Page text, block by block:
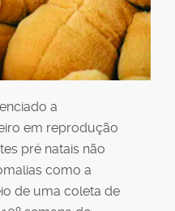
a
em reprodução
pré natais não
como a
de uma coleta de